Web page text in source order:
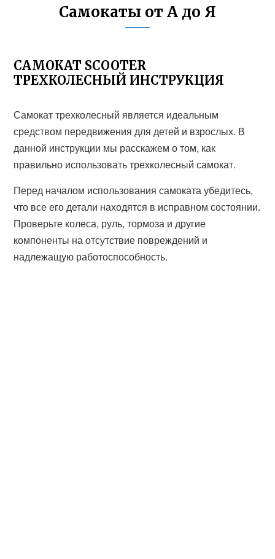
Самокаты от А до Я
САМОКАТ SCOOTER
ТРЕХКОЛЕСНЫЙ ИНСТРУКЦИЯ
Самокат трехколесный является идеальным
средством передвижения для детей и взрослых. В
данной инструкции мы расскажем о том, как
правильно использовать трехколесный самокат.
Перед началом использования самоката убедитесь,
что все его детали находятся в исправном состоянии.
Проверьте колеса, руль, тормоза и другие
компоненты на отсутствие повреждений и
надлежащую работоспособность.